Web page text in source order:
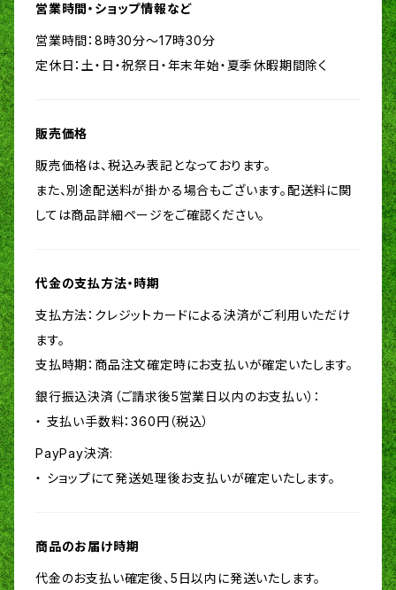
営業時間・ショップ情報など
営業時間：8時30分～17時30分
定休日：土・日・祝祭日・年末年始・夏季休暇期間除く
販売価格
販売価格は、税込み表記となっております。
また、別途配送料が掛かる場合もございます。配送料に関
しては商品詳細ページをご確認ください。
代金の支払方法・時期
支払方法：クレジットカードによる決済がご利用いただけ
ます。
支払時期：商品注文確定時にお支払いが確定いたします。
銀行振込決済（ご請求後5営業日以内のお支払い）：
・ 支払い手数料：360円（税込）
PayPay決済:
・ ショップにて発送処理後お支払いが確定いたします。
商品のお届け時期
代金のお支払い確定後、5日以内に発送いたします。